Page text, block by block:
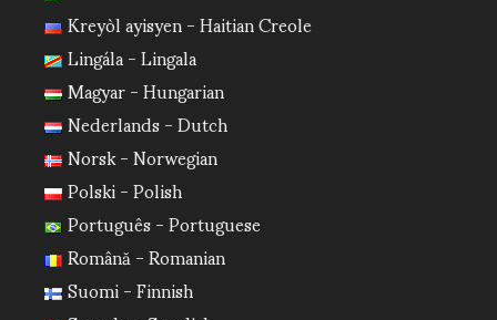
Kreyòl ayisyen - Haitian Creole
Lingála - Lingala
Magyar - Hungarian
Nederlands - Dutch
Norsk - Norwegian
Polski - Polish
Português - Portuguese
Română - Romanian
Suomi - Finnish